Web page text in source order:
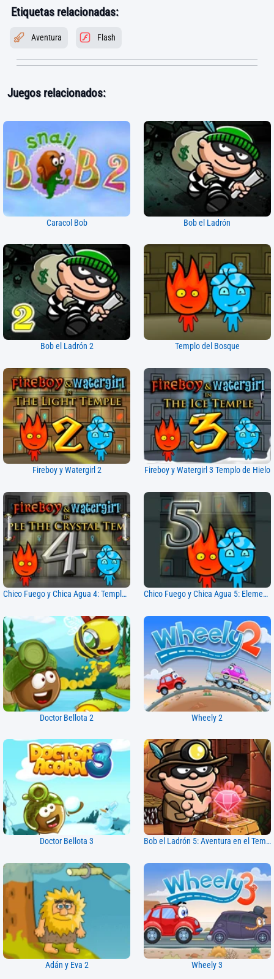
Etiquetas relacionadas:
Aventura Flash
Juegos relacionados:
Caracol Bob Bob el Ladrón
Bob el Ladrón 2 Templo del Bosque
Fireboy y Watergirl 2 Fireboy y Watergirl 3 Templo de Hielo
Chico Fuego y Chica Agua 4: Templo de Cristal Chico Fuego y Chica Agua 5: Elementos
Doctor Bellota 2 Wheely 2
Doctor Bellota 3 Bob el Ladrón 5: Aventura en el Templo
Adán y Eva 2 Wheely 3